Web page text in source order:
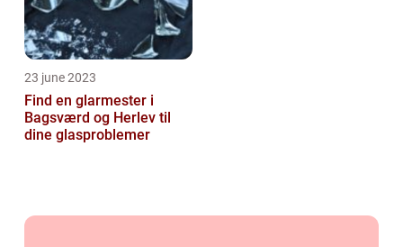
23 june 2023
Find en glarmester i
Bagsværd og Herlev til
dine glasproblemer